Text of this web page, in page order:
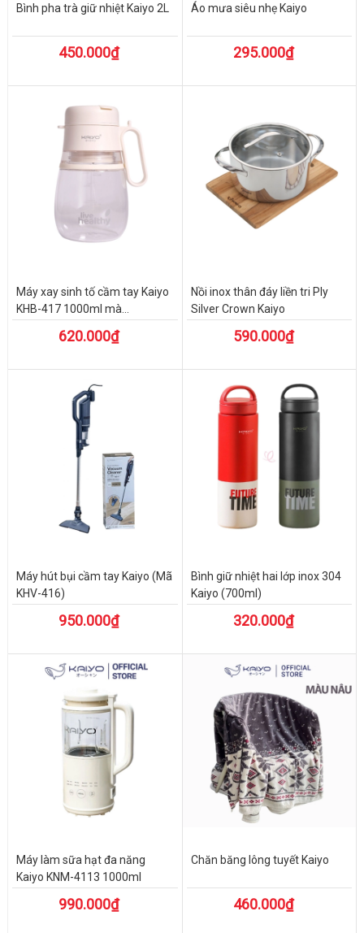
Bình pha trà giữ nhiệt Kaiyo 2L
450.000₫
Áo mưa siêu nhẹ Kaiyo
295.000₫
Máy xay sinh tố cầm tay Kaiyo
KHB-417 1000ml mà...
620.000₫
Nồi inox thân đáy liền tri Ply
Silver Crown Kaiyo
590.000₫
Máy hút bụi cầm tay Kaiyo (Mã
KHV-416)
950.000₫
Bình giữ nhiệt hai lớp inox 304
Kaiyo (700ml)
320.000₫
Máy làm sữa hạt đa năng
Kaiyo KNM-4113 1000ml
990.000₫
Chăn băng lông tuyết Kaiyo
460.000₫